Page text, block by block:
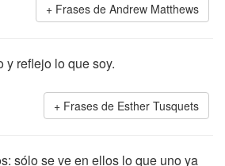
Frases de Andrew Matthews
y reflejo lo que soy.
Frases de Esther Tusquets
sólo se ve en ellos lo que uno ya